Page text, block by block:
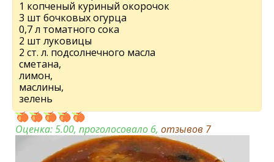
1 копченый куриный окорочок
3 шт бочковых огурца
0,7 л томатного сока
2 шт луковицы
2 ст. л. подсолнечного масла
сметана,
лимон,
маслины,
зелень
Оценка:5.00, проголосовало 6, отзывов 7